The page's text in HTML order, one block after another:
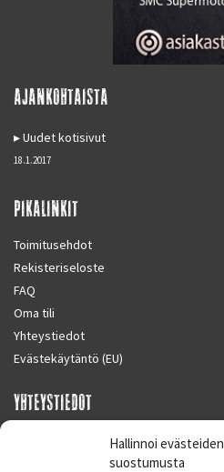
Hallinnoi evästeiden
suostumusta
AJANKOHTAISTA
Uudet kotisivut
18.1.2017
PIKALINKIT
Toimitusehdot
Rekisteriseloste
FAQ
Oma tili
Yhteystiedot
Evästekäytäntö (EU)
YHTEYSTIEDOT
SUPERMOTO CENTER